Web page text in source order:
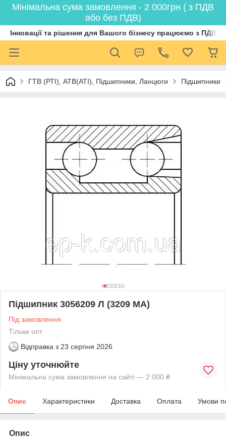
Мінімальна сума замовлення - 2 000грн ( з ПДВ
або без ПДВ)
Інновації та рішення для Вашого бізнесу працюємо з ПДВ
ГТВ (РТI), АТВ(АТI), Пiдшипники, Ланцюги Підшипники
Підшипник 3056209 Л (3209 МА)
Під замовлення
Тільки опт
Відправка з 23 серпня 2026
Ціну уточнюйте
Мінімальна сума замовлення на сайті — 2 000 ₴
Опис Характеристики Доставка Оплата Умови
Опис